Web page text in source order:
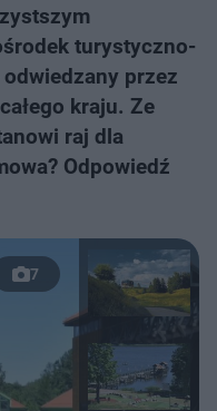
turystyczno-
przez
kraju. Ze
raj dla
Odpowiedź
7